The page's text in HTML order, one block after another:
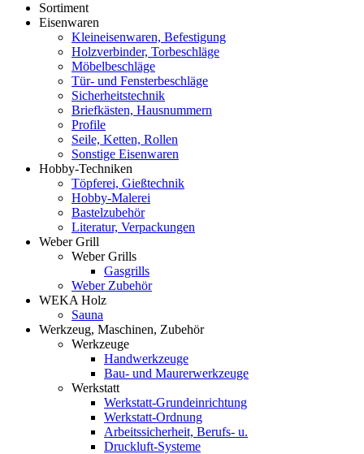
Sortiment
Eisenwaren
Kleineisenwaren, Befestigung
Holzverbinder, Torbeschläge
Möbelbeschläge
Tür- und Fensterbeschläge
Sicherheitstechnik
Briefkästen, Hausnummern
Profile
Seile, Ketten, Rollen
Sonstige Eisenwaren
Hobby-Techniken
Töpferei, Gießtechnik
Hobby-Malerei
Bastelzubehör
Literatur, Verpackungen
Weber Grill
Weber Grills
Gasgrills
Weber Zubehör
WEKA Holz
Sauna
Werkzeug, Maschinen, Zubehör
Werkzeuge
Handwerkzeuge
Bau- und Maurerwerkzeuge
Werkstatt
Werkstatt-Grundeinrichtung
Werkstatt-Ordnung
Arbeitssicherheit, Berufs- u.
Druckluft-Systeme